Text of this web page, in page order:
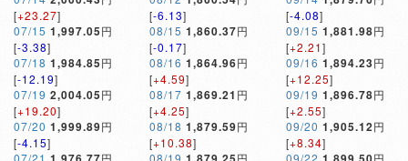
[+23.27]
07/15 1,997.05円
[-3.38]
07/18 1,984.85円
[-12.19]
07/19 2,004.05円
[+19.20]
07/20 1,999.89円
[-4.15]
07/21
円
[-6.13]
08/15 1,860.37円
[-0.17]
08/16 1,864.96円
[+4.59]
08/17 1,869.21 円
[+4.25]
08/18 1,879.59円
[+10.38]
08/19
円
[-4.08]
09/15 1,881.98円
[+2.21]
09/16 1,894.23円
[+12.25]
09/19 1,896.78円
[+2.55]
09/20 1,905.12円
[+8.34]
09/22
円